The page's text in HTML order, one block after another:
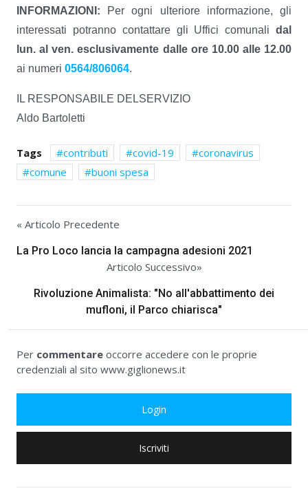
INFORMAZIONI: Per ogni ulteriore informazione, gli
interessati potranno contattare gli Uffici comunali dal
lun. al ven. esclusivamente dalle ore 10.00 alle 12.00
ai numeri 0564/806064.
IL RESPONSABILE DELSERVIZIO
Aldo Bartoletti
Tags contributi covid-19
coronavirus
comune
buoni spesa
« Articolo Precedente
La Pro Loco lancia la campagna adesioni 2021
Articolo Successivo»
Rivoluzione Animalista: "No all'abbattimento dei
mufloni, il Parco chiarisca"
Per commentare occorre accedere con le proprie
credenziali al sito www.giglionews.it
Login
Iscriviti